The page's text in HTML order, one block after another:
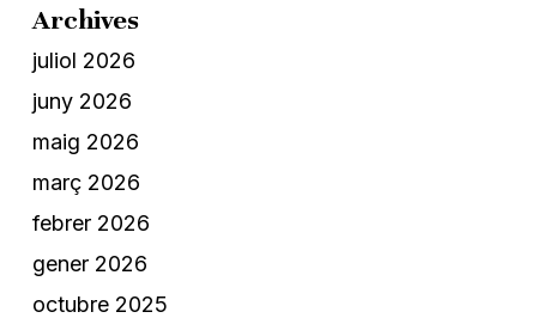
Archives
juliol 2026
juny 2026
maig 2026
març 2026
febrer 2026
gener 2026
octubre 2025